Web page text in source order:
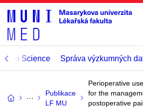
Open Science Správa výzkumných
Publikace
LF MU
Perioperative
for the
postoperative